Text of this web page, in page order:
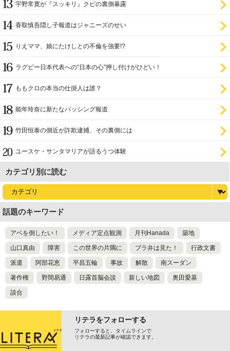
宇野常寛が『スッキリ』クビの裏側暴露
香取慎吾隠し子報道はジャニーズのせい
りえママ、娘にたけしとの不倫を強要!?
ラグビー日本代表への“日本の心”押し付けがひどい！
ももクロの本当の仕掛人は誰？
能年玲奈に新たなバッシング報道
竹田恒泰の側近が詐欺逮捕、その裏側には
ユースケ・サンタマリアが語るうつ体験
カテゴリ別に読む
話題のキーワード
アベを倒したい！ メディア定点観測 月刊Hanada 築地
山口真由 障害 この世界の片隅に ブラ弁は見た！ 行政文書
派遣 阿部花恵 平昌五輪 事故 解散 南スーダン
著作権 野間易通 日露首脳会談 新しい地図 奥田愛基
談合
リテラをフォローする
フォローすると、タイムラインで
リテラの最新記事が確認できます。